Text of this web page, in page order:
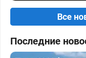
Все
Последние